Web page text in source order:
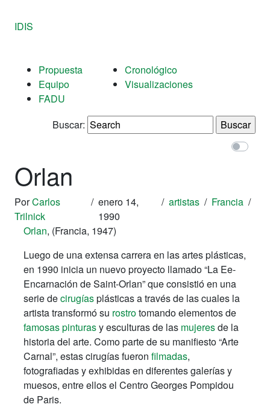
IDIS
Propuesta
Equipo
FADU
Cronológico
Visualizaciones
Buscar:
Orlan
PorCarlos
Trilnick
/ enero 14,
1990
/ artistas / Francia /
Orlan, (Francia, 1947)
Luego de una extensa carrera en las artes plásticas,
en 1990 inicia un nuevo proyecto llamado “La Ee-
Encarnación de Saint-Orlan” que consistió en una
serie decirugíasplásticas a través de las cuales la
artista transformó su rostrotomando elementos de
famosas pinturasy esculturas de las mujeresde la
historia del arte. Como parte de su manifiesto “Arte
Carnal”, estas cirugías fueron filmadas,
fotografiadas y exhibidas en diferentes galerías y
muesos, entre ellos el Centro Georges Pompidou
de Paris.